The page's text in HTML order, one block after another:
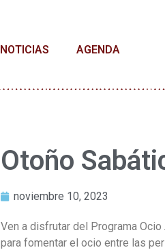
NOTICIAS AGENDA
Otoño
noviembre 10, 2023
Ven a disfrutar del Programa Ocio
para fomentar el ocio entre las